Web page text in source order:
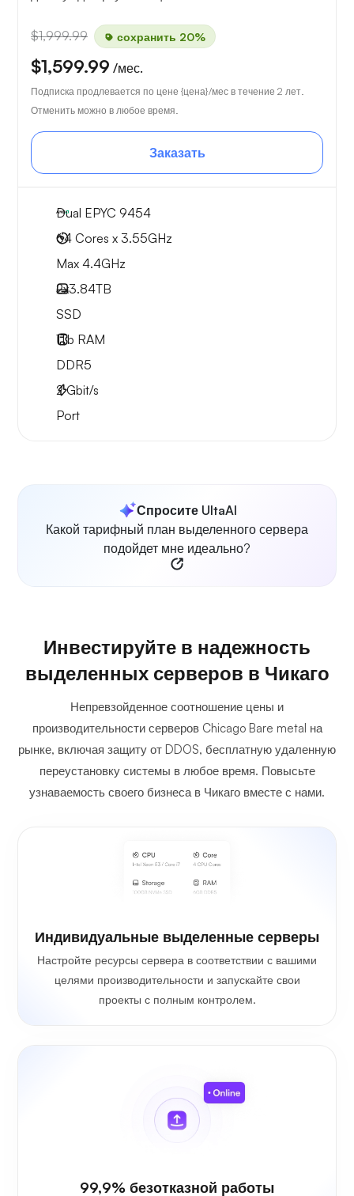
$1,999.99 сохранить 20%
$1,599.99 /мес.
Подписка продлевается по цене {цена}/мес в течение 2 лет.
Отменить можно в любое время.
Заказать
Dual EPYC 9454
64 Cores x 3.55GHz
Max 4.4GHz
2x3.84TB
SSD
1Tb RAM
DDR5
2Gbit/s
Port
Спросите UltaAI
Какой тарифный план выделенного сервера
подойдет мне идеально?
Инвестируйте в надежность
выделенных серверов в Чикаго
Непревзойденное соотношение цены и
производительности серверов Chicago Bare metal на
рынке, включая защиту от DDOS, бесплатную удаленную
переустановку системы в любое время. Повысьте
узнаваемость своего бизнеса в Чикаго вместе с нами.
Индивидуальные выделенные серверы
Настройте ресурсы сервера в соответствии с вашими
целями производительности и запускайте свои
проекты с полным контролем.
99,9% безотказной работы